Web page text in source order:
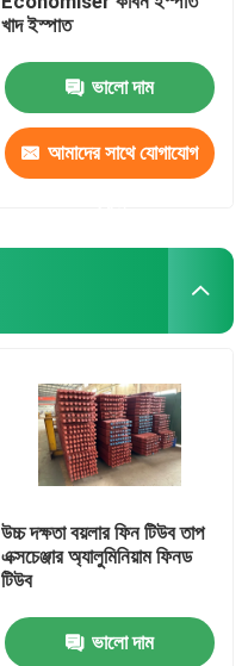
খাদ ইস্পাত
ভালো দাম
আমাদের সাথে যোগাযোগ
উচ্চ দক্ষতা বয়লার ফিন টিউব তাপ
এক্সচেঞ্জার অ্যালুমিনিয়াম ফিনড
টিউব
ভালো দাম